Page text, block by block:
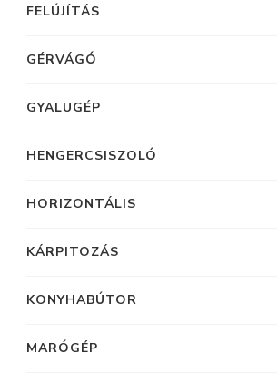
FELÚJÍTÁS
GÉRVÁGÓ
GYALUGÉP
HENGERCSISZOLÓ
HORIZONTÁLIS
KÁRPITOZÁS
KONYHABÚTOR
MARÓGÉP